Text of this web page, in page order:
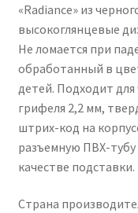
«Radiance» из
высокоглянцевые
Не ломается при
обработанный в
детей. Подходит
грифеля 2,2 мм,
штрих-код на
разъемную ПВХ-
качестве подставки.
Страна